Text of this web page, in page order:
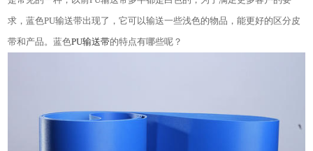
求，蓝色PU输送带出现了，它可以输送一些浅色的物品，能更好的区分皮
带和产品。蓝色PU输送带的特点有哪些呢？